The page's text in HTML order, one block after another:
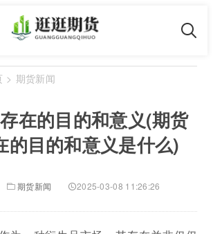
> 期货新闻
在的目的和意义(期货
的目的和意义是什么)
期货新闻 2025-03-08 11:26:26